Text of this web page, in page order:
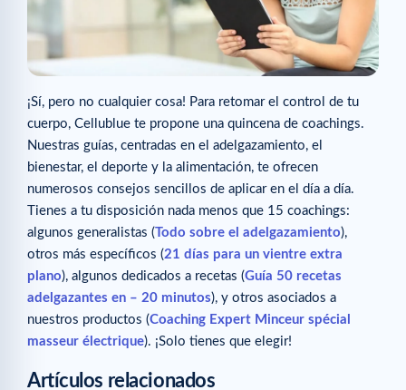
¡Sí, pero no cualquier cosa! Para retomar el control de tu
cuerpo, Cellublue te propone una quincena de coachings.
Nuestras guías, centradas en el adelgazamiento, el
bienestar, el deporte y la alimentación, te ofrecen
numerosos consejos sencillos de aplicar en el día a día.
Tienes a tu disposición nada menos que 15 coachings:
algunos generalistas (Todo sobre el adelgazamiento),
otros más específicos (21 días para un vientre extra
plano), algunos dedicados a recetas (Guía 50 recetas
adelgazantes en – 20 minutos), y otros asociados a
nuestros productos (Coaching Expert Minceur spécial
masseur électrique). ¡Solo tienes que elegir!
Artículos relacionados